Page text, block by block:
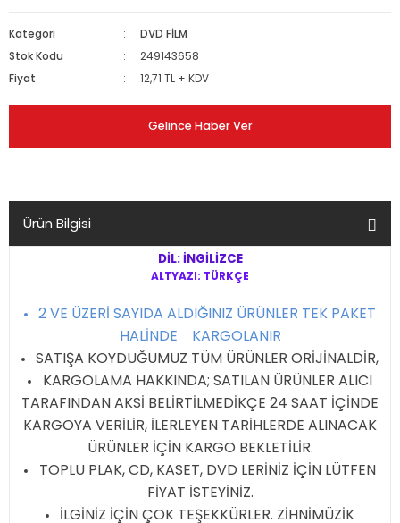
Kategori
DVD FİLM
Stok Kodu
249143658
Fiyat
12,71 TL + KDV
Gelince Haber Ver
Ürün Bilgisi
DİL: İNGİLİZCE
ALTYAZI: TÜRKÇE
2 VE ÜZERİ SAYIDA ALDIĞINIZ ÜRÜNLER TEK PAKET
HALİNDE KARGOLANIR
SATIŞA KOYDUĞUMUZ TÜM ÜRÜNLER ORİJİNALDİR,
KARGOLAMA HAKKINDA; SATILAN ÜRÜNLER ALICI
TARAFINDAN AKSİ BELİRTİLMEDİKÇE 24 SAAT İÇİNDE
KARGOYA VERİLİR, İLERLEYEN TARİHLERDE ALINACAK
ÜRÜNLER İÇİN KARGO BEKLETİLİR.
TOPLU PLAK, CD, KASET, DVD LERİNİZ İÇİN LÜTFEN
FİYAT İSTEYİNİZ.
İLGİNİZ İÇİN ÇOK TEŞEKKÜRLER. ZİHNİMÜZİK